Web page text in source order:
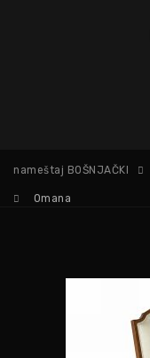
nameštaj BOŠNJAČKI
Omana